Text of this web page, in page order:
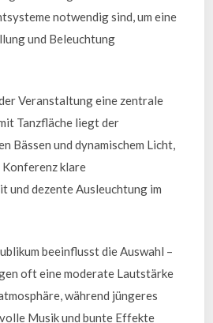
notwendig sind, um eine
und Beleuchtung
Veranstaltung eine zentrale
Tanzfläche liegt der
Bässen und dynamischem Licht,
klare
und dezente Ausleuchtung im
beeinflusst die Auswahl –
oft eine moderate Lautstärke
während jüngeres
Musik und bunte Effekte